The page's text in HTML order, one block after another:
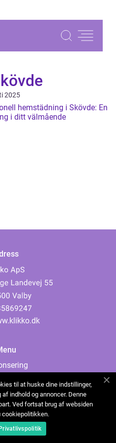
2025
hemstädning i Skövde: En
i ditt välmående
oss
til at huske dine indstillinger,
indhold og annoncer. Denne
Ved fortsat brug af websiden
cookiepolitikken.
Privatlivspolitik